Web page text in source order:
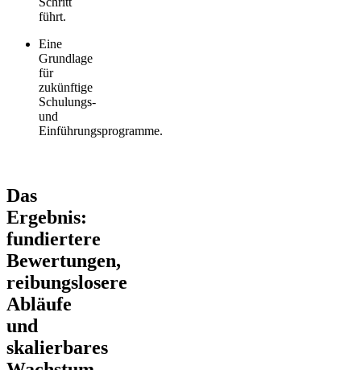
führt.
Eine
Grundlage
für
zukünftige
Schulungs-
und
Einführungsprogramme.
Das
Ergebnis:
fundiertere
Bewertungen,
reibungslosere
Abläufe
und
skalierbares